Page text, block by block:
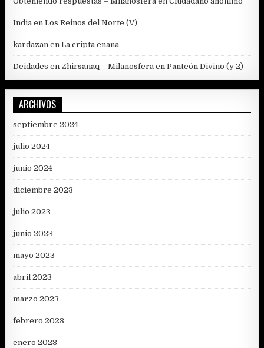
India enLos Reinos del Norte (V)
kardazan enLa cripta enana
Deidades en Zhirsanaq – Milanosfera enPanteón Divino (y 2)
ARCHIVOS
septiembre 2024
julio 2024
junio 2024
diciembre 2023
julio 2023
junio 2023
mayo 2023
abril 2023
marzo 2023
febrero 2023
enero 2023